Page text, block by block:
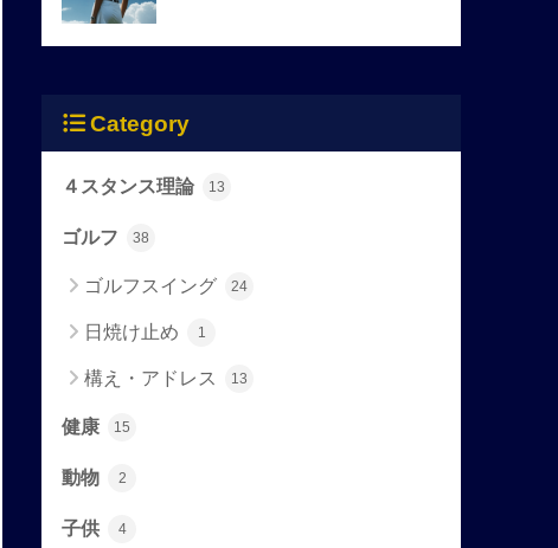
Category
４スタンス理論 13
ゴルフ 38
ゴルフスイング 24
日焼け止め 1
構え・アドレス 13
健康 15
動物 2
子供 4